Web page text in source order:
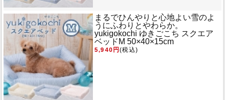
まるでひんやりと心地よい雪のよ
うにふわりとやわらか。
yukigokochi ゆきごこち スクエア
ベッドM 50×40×15cm
5,940円(税込)